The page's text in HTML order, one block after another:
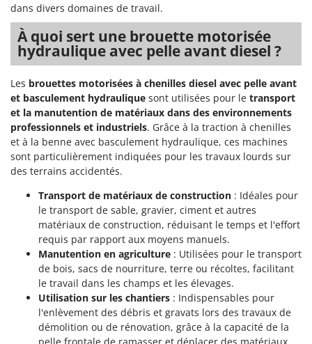
Robots nettoyeurs de piscine
Robots Tondeuses
Rogneuses de souches
Rouleaux pour tracteur
S
Scies à os
Scies à Ruban
Scies alternatives à batterie
Scies de jardin télescopiques
Sécateurs électriques à batterie
Sécateurs et Échenilloirs manuels
Sécateurs pneumatiques
Semoirs et Épandeurs d'engrais
Socs pour tracteur
Souffleurs aspirateurs pour Feuilles
Soufreuses - Poudreuses à dos
HiKOKI
Honda
I
Idromatic
Il-Tec
Imperia
Infaco
Intec
Intex
Italyco
ITM
JOLLY ITALIA
KAAZ
Karcher
Kasco
dans divers domaines de travail.
À quoi sert une brouette motorisée
hydraulique avec pelle avant diesel ?
Les brouettes motorisées à chenilles diesel avec pelle avant
et basculement hydraulique sont utilisées pour le transport
et la manutention de matériaux dans des environnements
professionnels et industriels. Grâce à la traction à chenilles
et à la benne avec basculement hydraulique, ces machines
sont particulièrement indiquées pour les travaux lourds sur
des terrains accidentés.
Transport de matériaux de construction : Idéales pour
le transport de sable, gravier, ciment et autres
matériaux de construction, réduisant le temps et l'effort
requis par rapport aux moyens manuels.
Manutention en agriculture : Utilisées pour le transport
de bois, sacs de nourriture, terre ou récoltes, facilitant
le travail dans les champs et les élevages.
Utilisation sur les chantiers : Indispensables pour
l'enlèvement des débris et gravats lors des travaux de
démolition ou de rénovation, grâce à la capacité de la